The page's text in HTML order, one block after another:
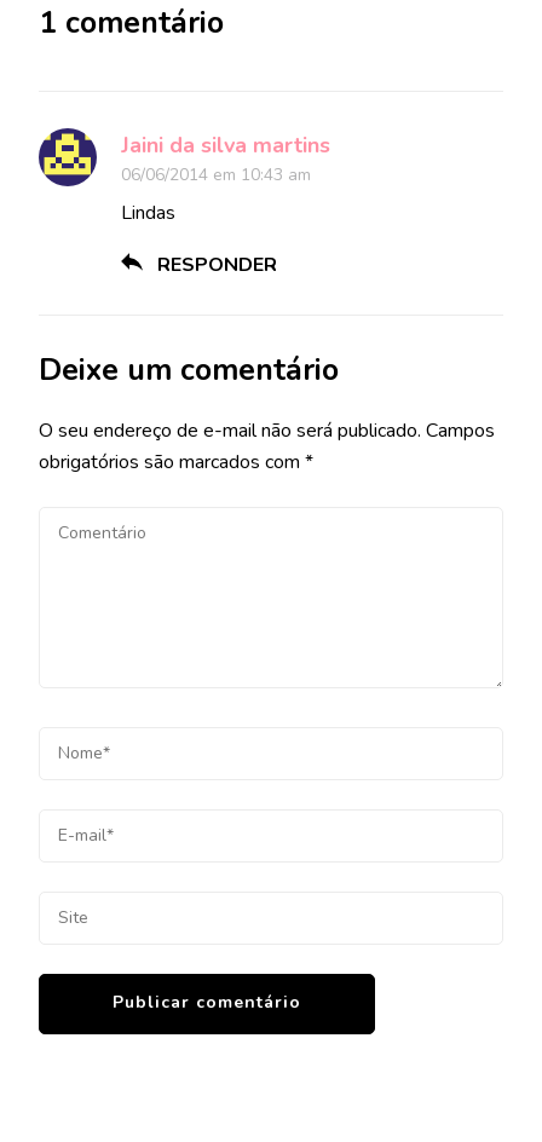
1 comentário
Jaini da silva martins
06/06/2014 em 10:43 am
Lindas
RESPONDER
Deixe um comentário
O seu endereço de e-mail não será publicado. Campos
obrigatórios são marcados com *